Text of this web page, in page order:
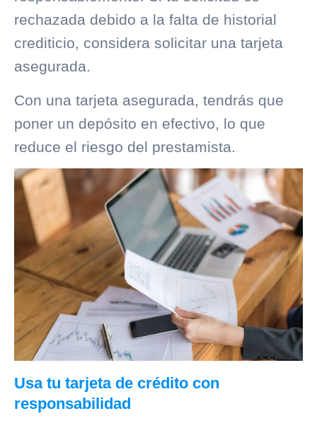
rechazada debido a la falta de historial
crediticio, considera solicitar una tarjeta
asegurada.
Con una tarjeta asegurada, tendrás que
poner un depósito en efectivo, lo que
reduce el riesgo del prestamista.
Usa tu tarjeta de crédito con
responsabilidad